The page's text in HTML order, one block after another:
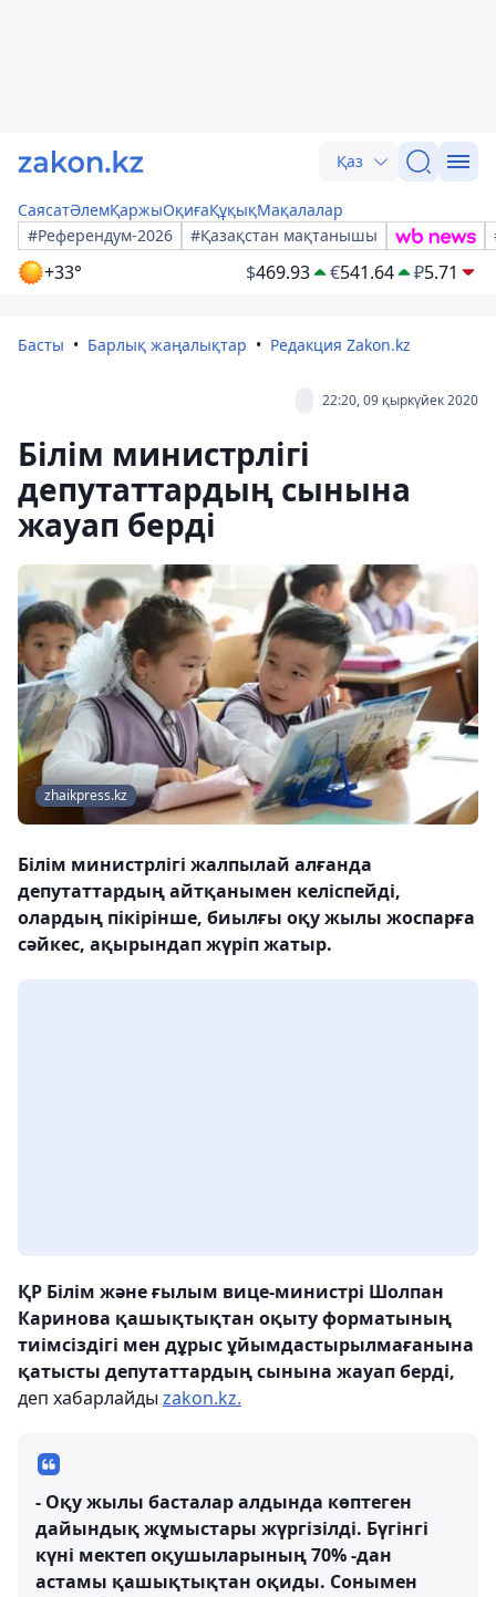
Қаз
СаясатӘлемҚаржыОқиғаҚұқықМақалалар
#Референдум-2026
#Қазақстан мақтанышы
+33° $469.93 €541.64 ₽5.71
Басты Барлық жаңалықтар Редакция Zakon.kz
22:20, 09 қыркүйек 2020
Білім министрлігі
депутаттардың сынына
жауап берді
zhaikpress.kz
Білім министрлігі жалпылай алғанда
депутаттардың айтқанымен келіспейді,
олардың пікірінше, биылғы оқу жылы жоспарға
сәйкес, ақырындап жүріп жатыр.
ҚР Білім және ғылым вице-министрі Шолпан
Каринова қашықтықтан оқыту форматының
тиімсіздігі мен дұрыс ұйымдастырылмағанына
қатысты депутаттардың сынына жауап берді,
деп хабарлайды zakon.kz.
- Оқу жылы басталар алдында көптеген
дайындық жұмыстары жүргізілді. Бүгінгі
күні мектеп оқушыларының 70% -дан
астамы қашықтықтан оқиды. Сонымен